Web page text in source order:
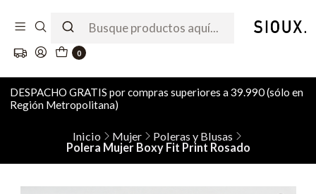
0
DESPACHO GRATIS por compras superiores a 39.990 (sólo en
Región Metropolitana)
Inicio Mujer
Poleras y Blusas
Polera Mujer Boxy Fit Print Rosado